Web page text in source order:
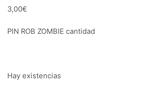
3,00€
PIN ROB ZOMBIE cantidad
Hay existencias